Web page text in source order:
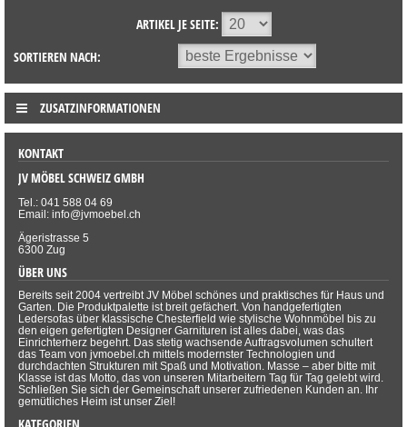
ARTIKEL JE SEITE:
SORTIEREN NACH:
ZUSATZINFORMATIONEN
KONTAKT
JV MÖBEL SCHWEIZ GMBH
Tel.: 041 588 04 69
Email: info@jvmoebel.ch
Ägeristrasse 5
6300 Zug
ÜBER UNS
Bereits seit 2004 vertreibt JV Möbel schönes und praktisches für Haus und
Garten. Die Produktpalette ist breit gefächert. Von handgefertigten
Ledersofas über klassische Chesterfield wie stylische Wohnmöbel bis zu
den eigen gefertigten Designer Garnituren ist alles dabei, was das
Einrichterherz begehrt. Das stetig wachsende Auftragsvolumen schultert
das Team von jvmoebel.ch mittels modernster Technologien und
durchdachten Strukturen mit Spaß und Motivation. Masse – aber bitte mit
Klasse ist das Motto, das von unseren Mitarbeitern Tag für Tag gelebt wird.
Schließen Sie sich der Gemeinschaft unserer zufriedenen Kunden an. Ihr
gemütliches Heim ist unser Ziel!